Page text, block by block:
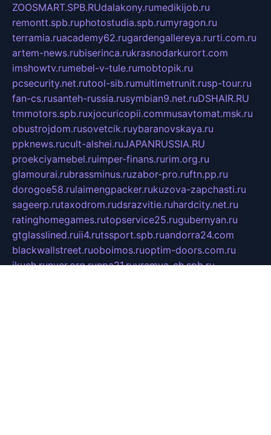
ZOOSMART.SPB.RUdalakony.rumedikijob.ru
remontt.spb.ruphotostudia.spb.rumyragon.ru
terramia.ruacademy62.rugardengallereya.rurti.com.ru
artem-news.rubiserinca.rukrasnodarkurort.com
imshowtv.rumebel-v-tule.rumobtopik.ru
pcsecurity.net.rutool-sib.rumultimetrunit.rusp-tour.ru
fan-cs.rusanteh-russia.rusymbian9.net.ruDSHAIR.RU
tmmotors.spb.ruxjocuricopii.commusavtomat.msk.ru
obustrojdom.rusovetcik.ruybaranovskaya.ru
ppknews.rucult-alshei.ruJAPANRUSSIA.RU
proekciyamebel.ruimper-finans.rurim.org.ru
glamourai.rubrassminus.ruzabor-pro.ruftn.pp.ru
dorogoe58.rulaimengpacker.rukuzova-zapchasti.ru
sageerp.rutaxodrom.rudsrazvitie.ruhardcity.net.ru
ratinghomegames.rutopservice25.rugubernyan.ru
gtglasslined.ruii4.rutssport.spb.ruandorra24.com
blackwallstreet.ruoboimos.ruoptim-doors.com.ru
ikuch.runycr.org.runpa21.ruvremya-ch.spb.ru